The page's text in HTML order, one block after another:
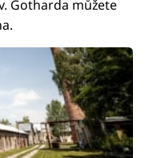
Gotharda můžete